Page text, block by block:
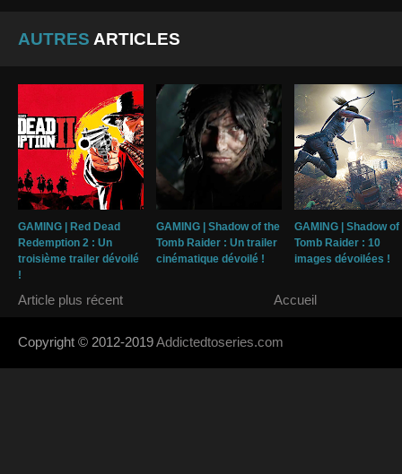
AUTRES ARTICLES
GAMING | Red Dead
Redemption 2 : Un
troisième trailer dévoilé
!
GAMING | Shadow of the
Tomb Raider : Un trailer
cinématique dévoilé !
GAMING | Shadow of
Tomb Raider : 10
images dévoilées !
Article plus récent Accueil
Copyright © 2012-2019Addictedtoseries.com